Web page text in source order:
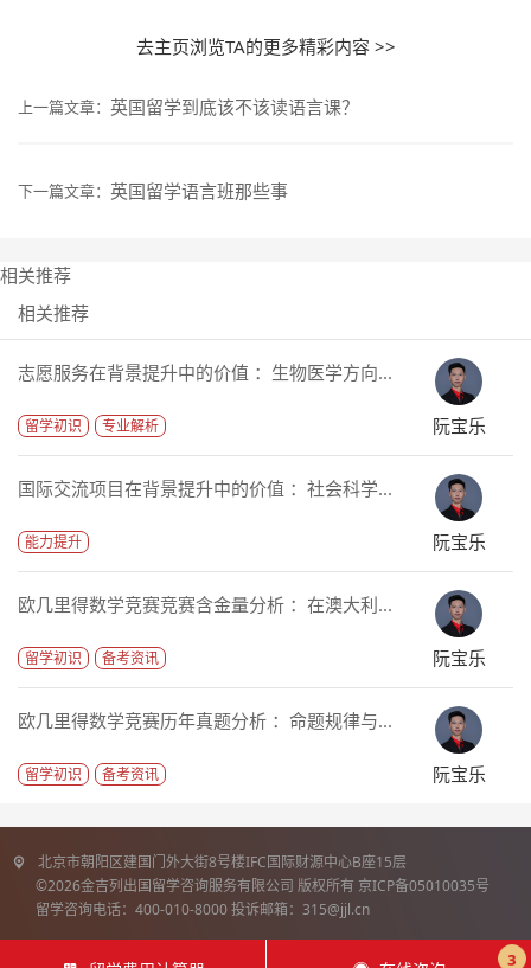
去主页浏览TA的更多精彩内容 >>
上一篇文章： 英国留学到底该不该读语言课？
下一篇文章： 英国留学语言班那些事
相关推荐
相关推荐
志愿服务在背景提升中的价值 ：生物医学方向...
留学初识 专业解析 阮宝乐
国际交流项目在背景提升中的价值 ：社会科学...
能力提升 阮宝乐
欧几里得数学竞赛竞赛含金量分析 ：在澳大利...
留学初识 备考资讯 阮宝乐
欧几里得数学竞赛历年真题分析 ：命题规律与...
留学初识 备考资讯 阮宝乐
北京市朝阳区建国门外大街8号楼IFC国际财源中心B座15层
©2026金吉列出国留学咨询服务有限公司 版权所有 京ICP备05010035号
留学咨询电话：400-010-8000 投诉邮箱：315@jjl.cn
3